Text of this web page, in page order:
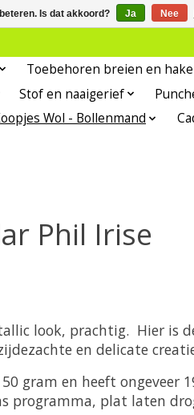
Toebehoren breien en
Stof en naaigerief
Wol - Bollenmand
Phil Irise
look, prachtig. Hier is
en delicate
gram en heeft
programma, plat laten
Is dat akkoord? Ja Nee